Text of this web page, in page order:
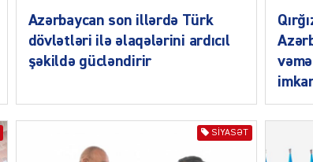
Azərbaycan son illərdə Türk
dövlətləri ilə əlaqələrini ardıcıl
şəkildə gücləndirir
SIYASƏT